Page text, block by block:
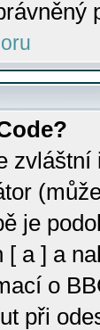
je
[ a ] a
o
při